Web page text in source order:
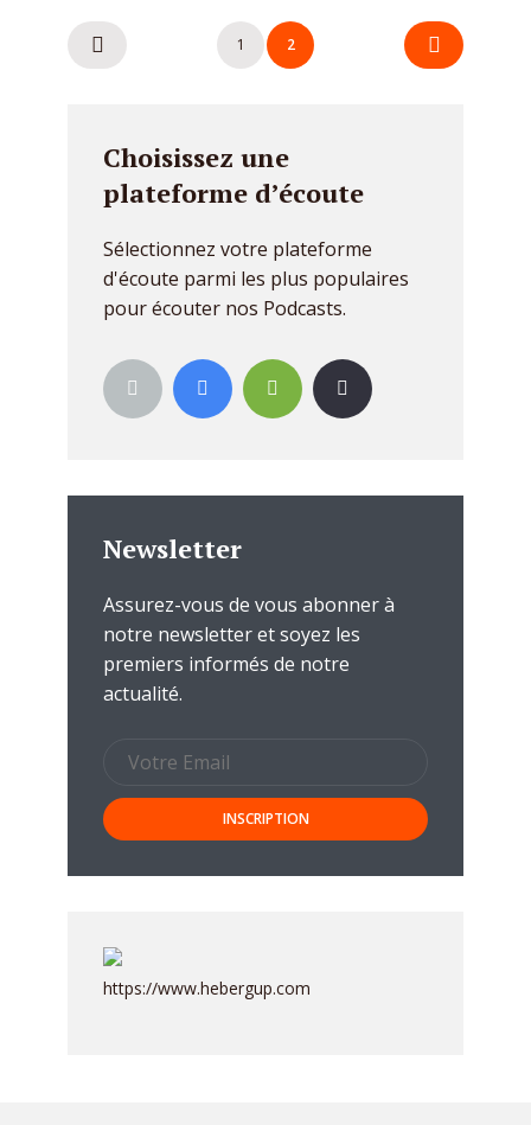
Choisissez une
plateforme d’écoute
Sélectionnez votre plateforme
d'écoute parmi les plus populaires
pour écouter nos Podcasts.
Newsletter
Assurez-vous de vous abonner à
notre newsletter et soyez les
premiers informés de notre
actualité.
https://www.hebergup.com
Pagination
des
1 2